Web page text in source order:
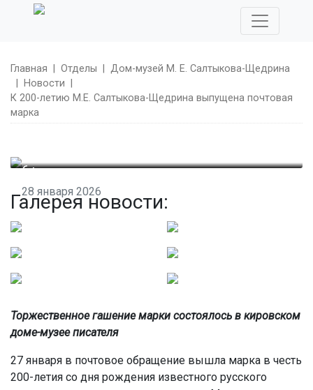
Главная Отделы
Дом-музей М. Е. Салтыкова-Щедрина
Новости
К 200-летию М.Е. Салтыкова-Щедрина выпущена почтовая
марка
6+
28 января 2026
К 200-летию М.Е. Салтыкова-Щедрина выпущена
Галерея новости:
Торжественное гашение марки состоялось в кировском
доме-музее писателя
27 января в почтовое обращение вышла марка в честь
200-летия со дня рождения известного русского